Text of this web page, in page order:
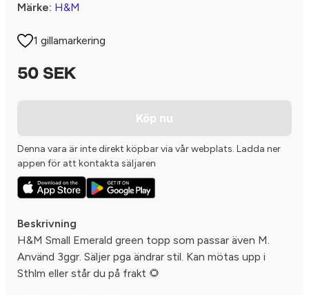
Märke: H&M
1 gillamarkering
50 SEK
Köp nu
Denna vara är inte direkt köpbar via vår webplats. Ladda ner
appen för att kontakta säljaren
Beskrivning
H&M Small Emerald green topp som passar även M.
Använd 3ggr. Säljer pga ändrar stil. Kan mötas upp i
Sthlm eller står du på frakt 🌻